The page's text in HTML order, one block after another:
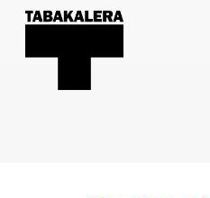
Política de